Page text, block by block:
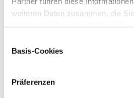
weiteren Daten zusammen, die
Cookies, wenn Sie unsere
Basis-Cookies
Präferenzen
Telefon*